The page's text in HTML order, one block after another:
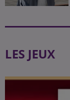
LES JEUX